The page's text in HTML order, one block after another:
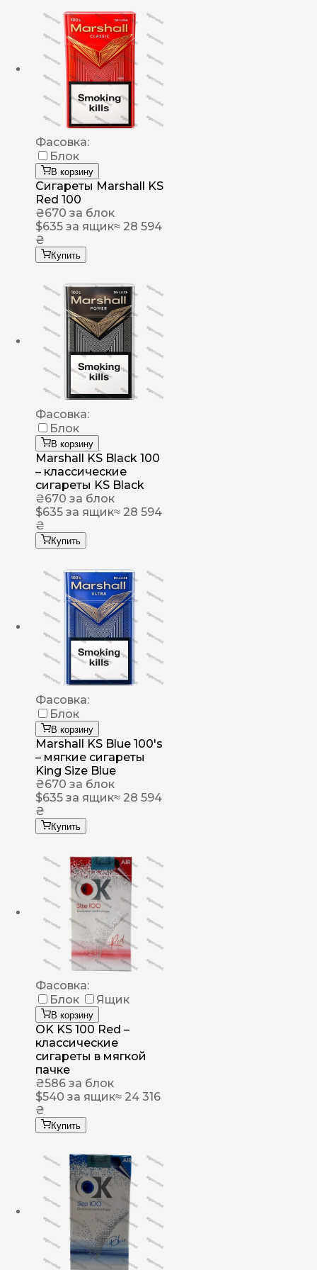
Фасовка:
Блок
В корзину
Сигареты Marshall KS
Red 100
₴670 за блок
$635 за ящик≈ 28 594
₴
Купить
Фасовка:
Блок
В корзину
Marshall KS Black 100
– классические
сигареты KS Black
₴670 за блок
$635 за ящик≈ 28 594
₴
Купить
Фасовка:
Блок
В корзину
Marshall KS Blue 100's
– мягкие сигареты
King Size Blue
₴670 за блок
$635 за ящик≈ 28 594
₴
Купить
Фасовка:
Блок
Ящик
В корзину
OK KS 100 Red –
классические
сигареты в мягкой
пачке
₴586 за блок
$540 за ящик≈ 24 316
₴
Купить